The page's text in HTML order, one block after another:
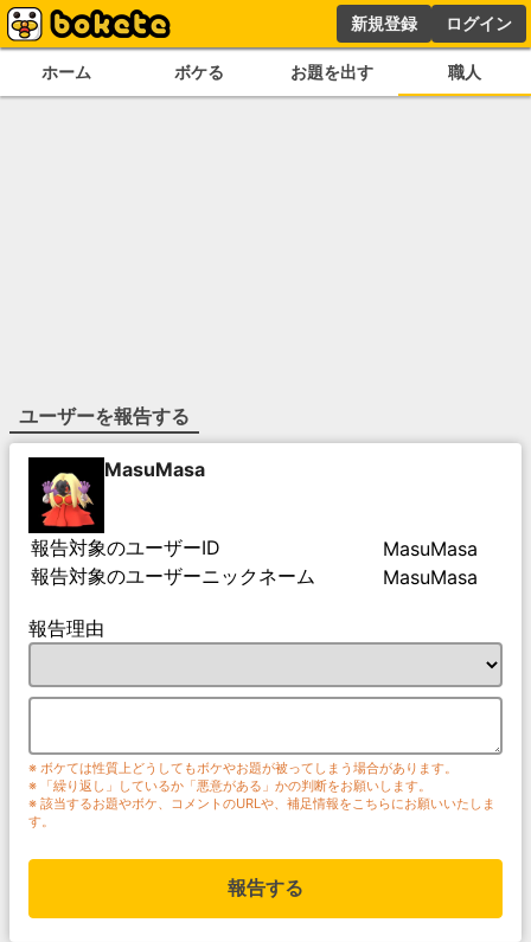
新規登録 ログイン
ホーム ボケる お題を出す 職人
ユーザーを報告する
MasuMasa
報告対象のユーザーID
MasuMasa
報告対象のユーザーニックネーム
MasuMasa
報告理由
※ ボケては性質上どうしてもボケやお題が被ってしまう場合があります。
※ 「繰り返し」しているか「悪意がある」かの判断をお願いします。
※ 該当するお題やボケ、コメントのURLや、補足情報をこちらにお願いいたしま
す。
報告する